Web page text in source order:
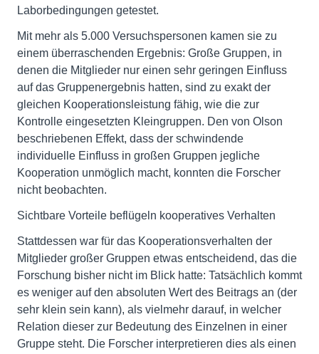
Laborbedingungen getestet.
Mit mehr als 5.000 Versuchspersonen kamen sie zu
einem überraschenden Ergebnis: Große Gruppen, in
denen die Mitglieder nur einen sehr geringen Einfluss
auf das Gruppenergebnis hatten, sind zu exakt der
gleichen Kooperationsleistung fähig, wie die zur
Kontrolle eingesetzten Kleingruppen. Den von Olson
beschriebenen Effekt, dass der schwindende
individuelle Einfluss in großen Gruppen jegliche
Kooperation unmöglich macht, konnten die Forscher
nicht beobachten.
Sichtbare Vorteile beflügeln kooperatives Verhalten
Stattdessen war für das Kooperationsverhalten der
Mitglieder großer Gruppen etwas entscheidend, das die
Forschung bisher nicht im Blick hatte: Tatsächlich kommt
es weniger auf den absoluten Wert des Beitrags an (der
sehr klein sein kann), als vielmehr darauf, in welcher
Relation dieser zur Bedeutung des Einzelnen in einer
Gruppe steht. Die Forscher interpretieren dies als einen